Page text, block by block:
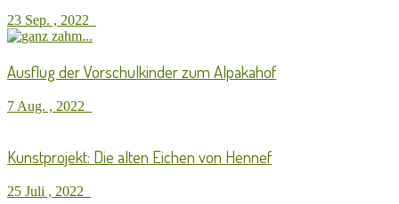
23 Sep. , 2022
Ausflug der Vorschulkinder zum Alpakahof
7 Aug. , 2022
Kunstprojekt: Die alten Eichen von Hennef
25 Juli , 2022